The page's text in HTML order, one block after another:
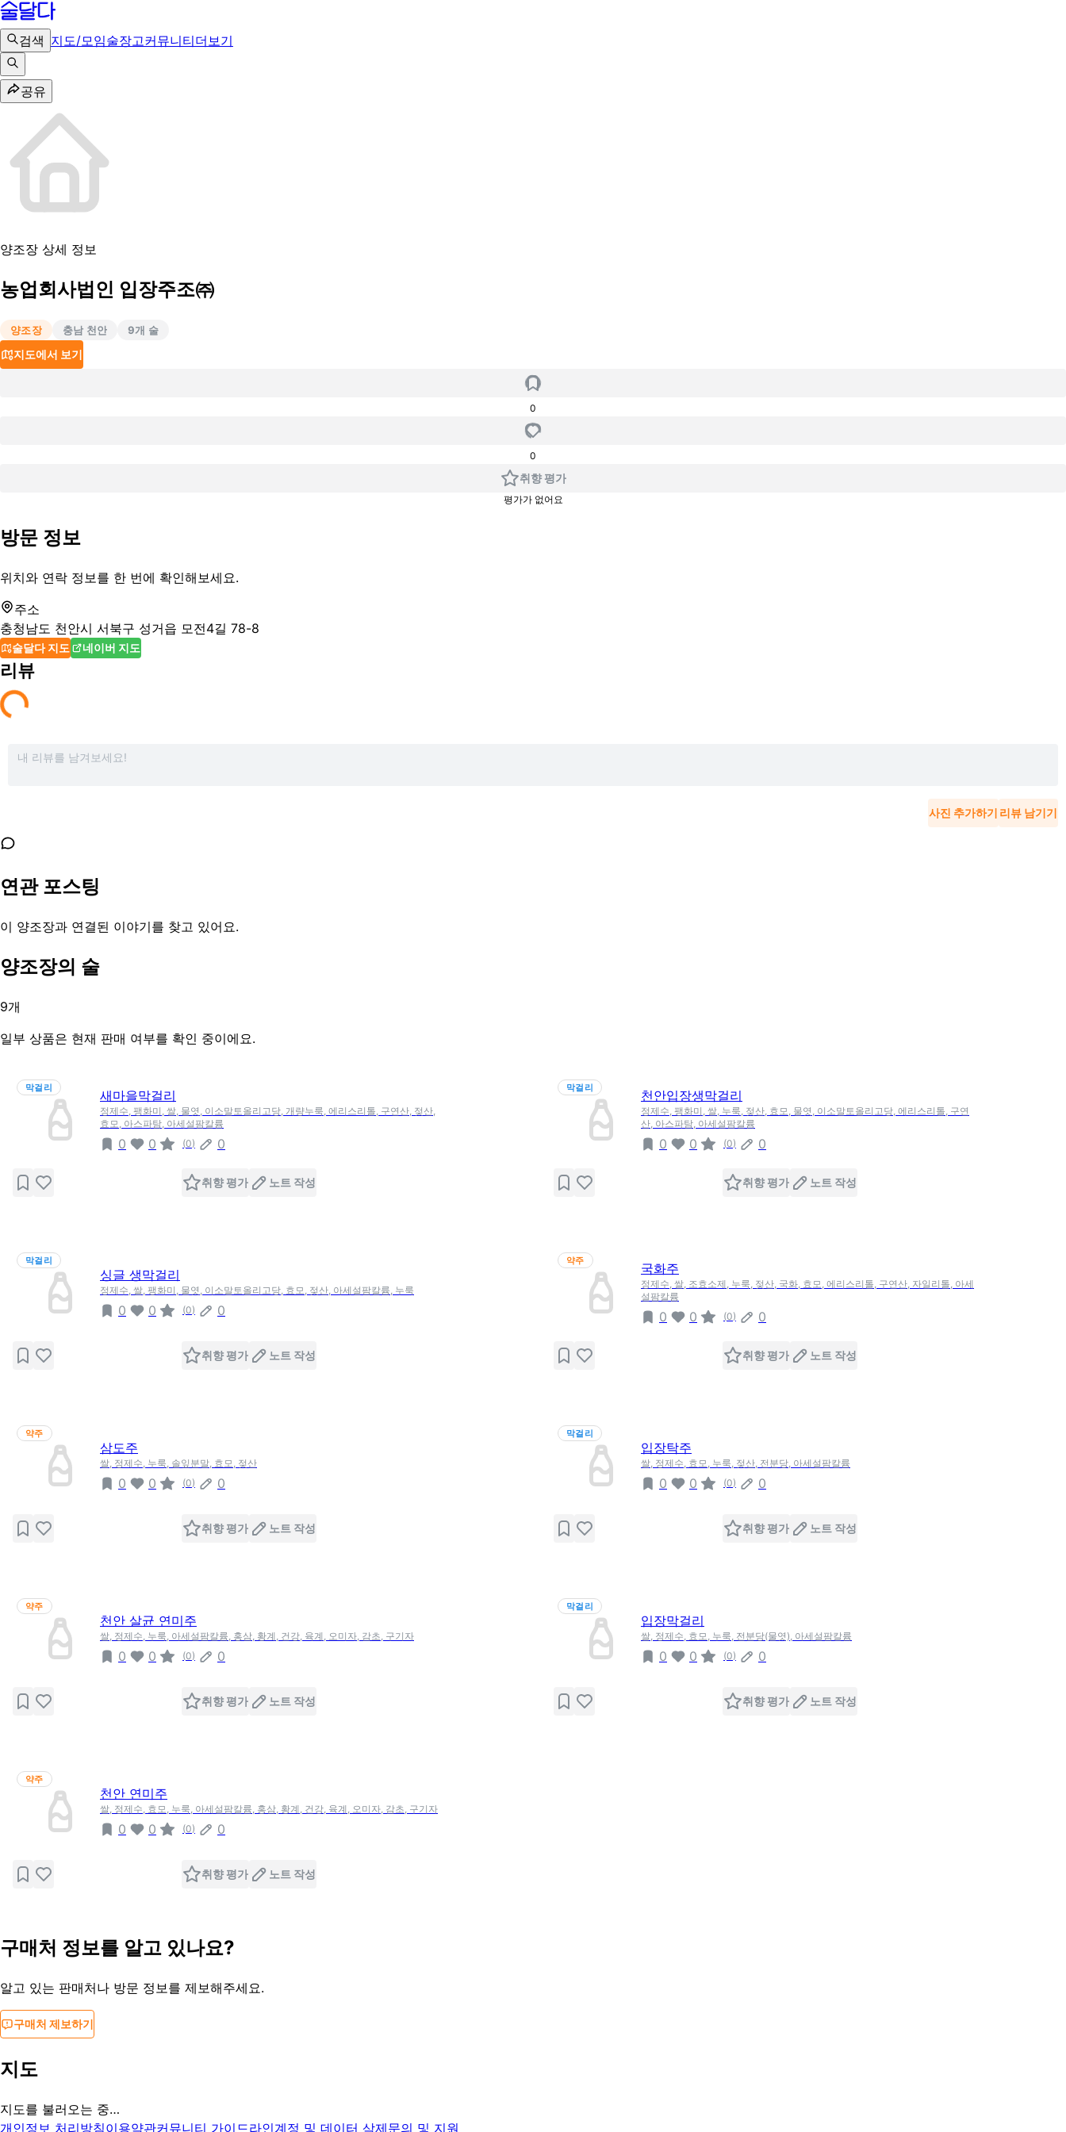
검색 지도/모임술장고커뮤니티더보기
공유
양조장 상세 정보
농업회사법인 입장주조㈜
양조장 충남 천안 9개 술
지도에서 보기
0
0
취향 평가
평가가 없어요
방문 정보
위치와 연락 정보를 한 번에 확인해보세요.
주소
충청남도 천안시 서북구 성거읍 모전4길 78-8
술달다 지도 네이버 지도
리뷰
사진 추가하기 리뷰 남기기
연관 포스팅
이 양조장과 연결된 이야기를 찾고 있어요.
양조장의 술
9개
일부 상품은 현재 판매 여부를 확인 중이에요.
막걸리
새마을막걸리
정제수, 팽화미, 쌀, 물엿, 이소말토올리고당, 개량누룩, 에리스리톨, 구연산, 젖산,
효모, 아스파탐, 아세설팜칼륨
0 0 (0) 0
취향 평가 노트 작성
막걸리
천안입장생막걸리
정제수, 팽화미, 쌀, 누룩, 젖산, 효모, 물엿, 이소말토올리고당, 에리스리톨, 구연
산, 아스파탐, 아세설팜칼륨
0 0 (0) 0
취향 평가 노트 작성
막걸리
싱글 생막걸리
정제수, 쌀, 팽화미, 물엿, 이소말토올리고당, 효모, 젖산, 아세설팜칼륨, 누룩
0 0 (0) 0
취향 평가 노트 작성
약주
국화주
정제수, 쌀, 조효소제, 누룩, 젖산, 국화, 효모, 에리스리톨, 구연산, 자일리톨, 아세
설팜칼륨
0 0 (0) 0
취향 평가 노트 작성
약주
삼도주
쌀, 정제수, 누룩, 솔잎분말, 효모, 젖산
0 0 (0) 0
취향 평가 노트 작성
막걸리
입장탁주
쌀, 정제수, 효모, 누룩, 젖산, 전분당, 아세설팜칼륨
0 0 (0) 0
취향 평가 노트 작성
약주
천안 살균 연미주
쌀, 정제수, 누룩, 아세설팜칼륨, 홍삼, 황계, 건강, 육계, 오미자, 감초, 구기자
0 0 (0) 0
취향 평가 노트 작성
막걸리
입장막걸리
쌀, 정제수, 효모, 누룩, 전분당(물엿), 아세설팜칼륨
0 0 (0) 0
취향 평가 노트 작성
약주
천안 연미주
쌀, 정제수, 효모, 누룩, 아세설팜칼륨, 홍삼, 황계, 건강, 육계, 오미자, 감초, 구기자
0 0 (0) 0
취향 평가 노트 작성
구매처 정보를 알고 있나요?
알고 있는 판매처나 방문 정보를 제보해주세요.
구매처 제보하기
지도
지도를 불러오는 중…
개인정보 처리방침이용약관커뮤니티 가이드라인계정 및 데이터 삭제문의 및 지원